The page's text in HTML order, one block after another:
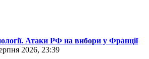
Атаки РФ на вибори у Франції
2026, 23:39